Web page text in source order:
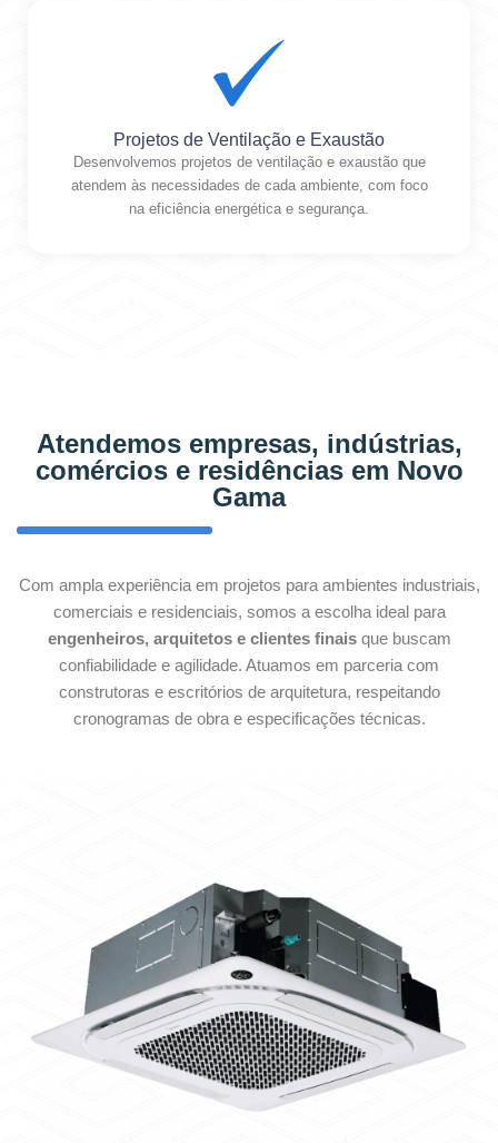
Projetos de Ventilação e Exaustão
Desenvolvemos projetos de ventilação e exaustão que
atendem às necessidades de cada ambiente, com foco
na eficiência energética e segurança.
Atendemos empresas, indústrias,
comércios e residências em Novo
Gama
Com ampla experiência em projetos para ambientes industriais,
comerciais e residenciais, somos a escolha ideal para
engenheiros, arquitetos e clientes finaisque buscam
confiabilidade e agilidade. Atuamos em parceria com
construtoras e escritórios de arquitetura, respeitando
cronogramas de obra e especificações técnicas.